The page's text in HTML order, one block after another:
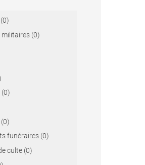
(0)
funéraires (0)
culte (0)